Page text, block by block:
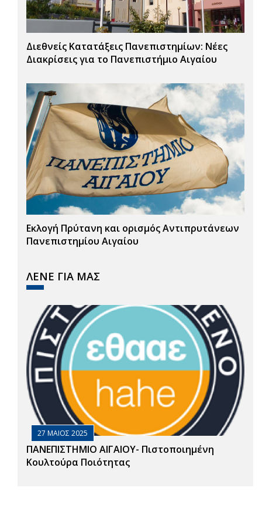
Διεθνείς Κατατάξεις Πανεπιστημίων: Νέες
Διακρίσεις για το Πανεπιστήμιο Αιγαίου
Εκλογή Πρύτανη και ορισμός Αντιπρυτάνεων
Πανεπιστημίου Αιγαίου
ΛΕΝΕ ΓΙΑ ΜΑΣ
27 ΜΑΙΟΣ 2025
ΠΑΝΕΠΙΣΤΗΜΙΟ ΑΙΓΑΙΟΥ- Πιστοποιημένη
Κουλτούρα Ποιότητας